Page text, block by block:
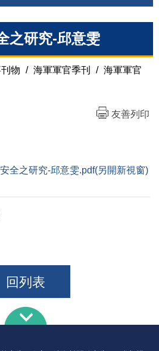
之研究-邱意雯
物 / 海軍軍官季刊 / 海軍軍官
友善列印
全之研究-邱意雯.pdf(另開新視窗)
回列表